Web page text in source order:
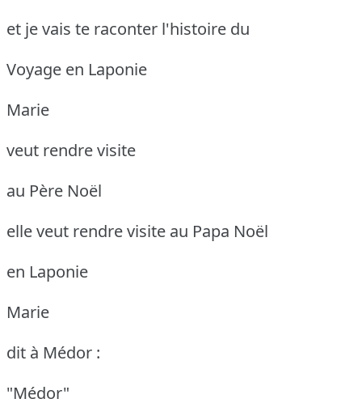
et je vais te raconter l'histoire du
Voyage en Laponie
Marie
veut rendre visite
au Père Noël
elle veut rendre visite au Papa Noël
en Laponie
Marie
dit à Médor :
"Médor"